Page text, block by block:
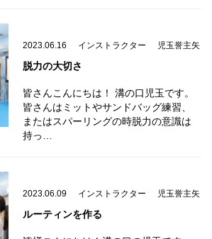
2023.06.16 インストラクター 児玉誉主矢
脱力の大切さ
皆さんこんにちは！ 溝の口児玉です。
皆さんはミットやサンドバッグ練習、
またはスパーリングの時脱力の意識は
持っ…
2023.06.09 インストラクター 児玉誉主矢
ルーティンを作る